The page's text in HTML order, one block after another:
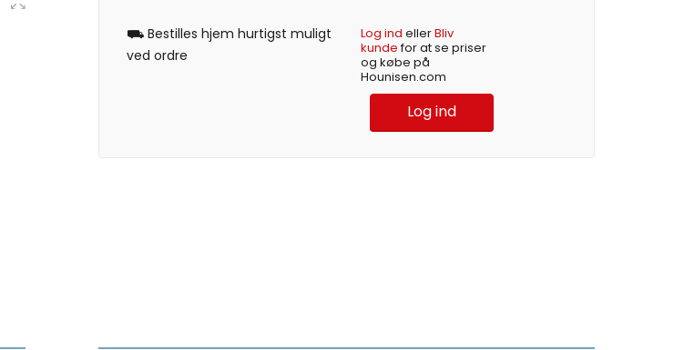
⛟ Bestilles hjem hurtigst muligt
ved ordre
Log ind ellerBliv
kundefor at se priser
og købe på
Hounisen.com
Log ind